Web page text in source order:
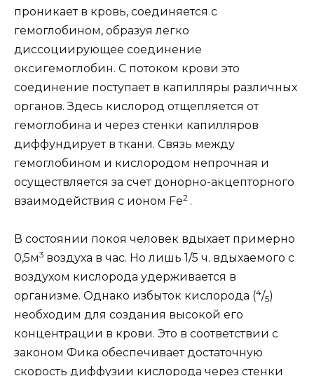
проникает в кровь, соединяется с
гемоглобином, образуя легко
диссоциирующее соединение
оксигемоглобин. С потоком крови это
соединение поступает в капилляры различных
органов. Здесь кислород отщепляется от
гемоглобина и через стенки капилляров
диффундирует в ткани. Связь между
гемоглобином и кислородом непрочная и
осуществляется за счет донорно-акцепторного
взаимодействия с ионом Fе2 .
В состоянии покоя человек вдыхает примерно
0,5м3 воздуха в час. Но лишь 1/5 ч. вдыхаемого с
воздухом кислорода удерживается в
организме. Однако избыток кислорода (4/5)
необходим для создания высокой его
концентрации в крови. Это в соответствии с
законом Фика обеспечивает достаточную
скорость диффузии кислорода через стенки